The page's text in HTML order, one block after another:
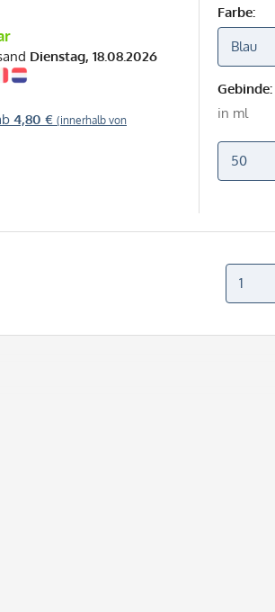
Dienstag, 18.08.2026
4,80 € (innerhalb von
Farbe:
Gebinde:
in ml